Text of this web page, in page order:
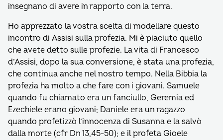
insegnano di avere in rapporto con la terra.
Ho apprezzato la vostra scelta di modellare questo
incontro di Assisi sulla profezia. Mi è piaciuto quello
che avete detto sulle profezie. La vita di Francesco
d’Assisi, dopo la sua conversione, è stata una profezia,
che continua anche nel nostro tempo. Nella Bibbia la
profezia ha molto a che fare con i giovani. Samuele
quando fu chiamato era un fanciullo, Geremia ed
Ezechiele erano giovani; Daniele era un ragazzo
quando profetizzò l’innocenza di Susanna e la salvò
dalla morte (cfr Dn 13,45-50); e il profeta Gioele